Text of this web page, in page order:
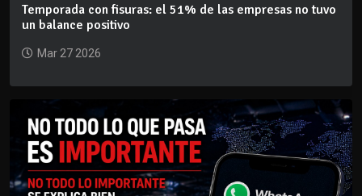
Temporada con fisuras: el 51% de las empresas no tuvo
un balance positivo
Mar 27 2026